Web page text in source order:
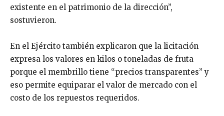
existente en el patrimonio de la dirección”,
sostuvieron.
En el Ejército también explicaron que la licitación
expresa los valores en kilos o toneladas de fruta
porque el membrillo tiene “precios transparentes” y
eso permite equiparar el valor de mercado con el
costo de los repuestos requeridos.